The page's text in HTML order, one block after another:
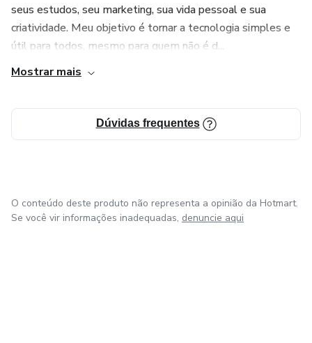
seus estudos, seu marketing, sua vida pessoal e sua
criatividade. Meu objetivo é tornar a tecnologia simples e
útil para todos, mesmo para quem não é d...
Mostrar mais
Dúvidas frequentes
O conteúdo deste produto não representa a opinião da Hotmart.
Se você vir informações inadequadas, denuncie aqui